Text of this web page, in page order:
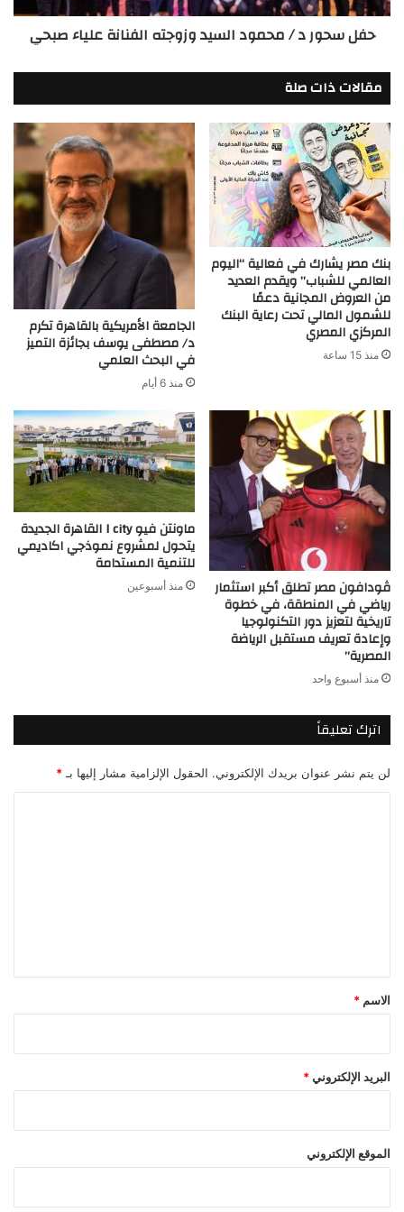
علياء
صبحي
حفل سحور د / محمود السيد وزوجته الفنانة علياء صبحي
مقالات ذات صلة
بنك مصر يشارك في فعالية “اليوم
العالمي للشباب” ويقدم العديد
من العروض المجانية دعمًا
للشمول المالي تحت رعاية البنك
المركزي المصري
منذ 15 ساعة
الجامعة الأمريكية بالقاهرة تكرم
د/ مصطفى يوسف بجائزة التميز
في البحث العلمي
منذ 6 أيام
ڤودافون مصر تطلق أكبر استثمار
رياضي في المنطقة، في خطوة
تاريخية لتعزيز دور التكنولوجيا
وإعادة تعريف مستقبل الرياضة
المصرية”
منذ أسبوع واحد
ماونتن فيو I city القاهرة الجديدة
يتحول لمشروع نموذجي اكاديمي
للتنمية المستدامة
منذ أسبوعين
اترك تعليقاً
لن يتم نشر عنوان بريدك الإلكتروني. الحقول الإلزامية مشار إليها بـ *
*
الاسم *
البريد الإلكتروني *
الموقع الإلكتروني